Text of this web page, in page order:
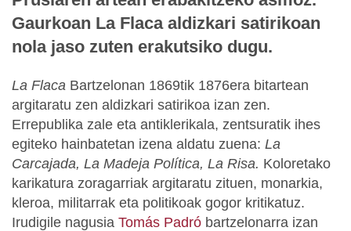
Gaurkoan La Flaca aldizkari satirikoan
nola jaso zuten erakutsiko dugu.
La Flaca Bartzelonan 1869tik 1876era bitartean
argitaratu zen aldizkari satirikoa izan zen.
Errepublika zale eta antiklerikala, zentsuratik ihes
egiteko hainbatetan izena aldatu zuena: La
Carcajada, La Madeja Política, La Risa. Koloretako
karikatura zoragarriak argitaratu zituen, monarkia,
kleroa, militarrak eta politikoak gogor kritikatuz.
Irudigile nagusia Tomás Padró bartzelonarra izan